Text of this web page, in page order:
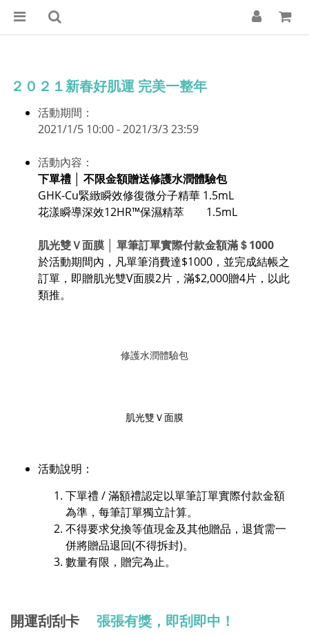
２０２１新春好肌運 完美一整年
活動期間：
2021/1/5 10:00 - 2021/3/3 23:59
活動內容：
下單禮
不限金額贈送修護水潤體驗包
GHK-Cu緊緻瞬效修復微分子精華 1.5mL
花漾瞬導深效12HR™保濕精萃 1.5mL
肌光雙Ｖ面膜 │ 單筆訂單實際付款金額滿＄1000
於活動期間內，凡單筆消費達$1000，並完成結帳之
訂單，即贈肌光雙V面膜2片，滿$2,000贈4片，以此
類推。
修護水潤體驗包
肌光雙Ｖ面膜
活動說明：​
下單禮 / 滿額禮認定以單筆訂單實際付款金額
為準，每筆訂單獨立計算。
不得要求兌換等值現金及其他贈品，退貨需一
併將贈品退回(不得拆封)。
數量有限，贈完為止。
開運刮刮卡 張張有獎，即刮即中！